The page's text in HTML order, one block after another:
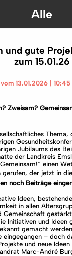
Alle
und gute
zum 15.01.26
vom 13.01.2026 | 10:45
Zweisam?
Thema,
Jubiläums des
der Landkreis
einen
gerufen, der jetzt in
noch Beiträge
Ideen,
in allen
Gemeinschaft
Initiativen und Ideen
gemacht
eingegangen – doch
und neue Ideen
Marc-André